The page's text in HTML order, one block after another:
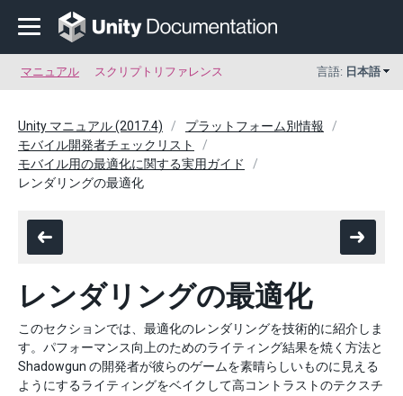
マニュアル スクリプトリファレンス 言語: 日本語
Unity マニュアル (2017.4)
プラットフォーム別情報
モバイル開発者チェックリスト
モバイル用の最適化に関する実用ガイド
レンダリングの最適化
レンダリングの最適化
このセクションでは、最適化のレンダリングを技術的に紹介しま
す。パフォーマンス向上のためのライティング結果を焼く方法と
Shadowgun の開発者が彼らのゲームを素晴らしいものに見える
ようにするライティングをベイクして高コントラストのテクスチ